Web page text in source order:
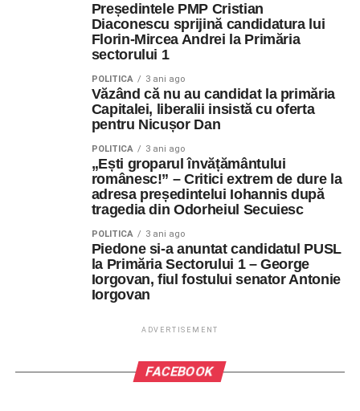
Președintele PMP Cristian
Diaconescu sprijină candidatura lui
Florin-Mircea Andrei la Primăria
sectorului 1
POLITICA 3 ani ago
Văzând că nu au candidat la primăria
Capitalei, liberalii insistă cu oferta
pentru Nicușor Dan
POLITICA 3 ani ago
„Ești groparul învățământului
românesc!” – Critici extrem de dure la
adresa președintelui Iohannis după
tragedia din Odorheiul Secuiesc
POLITICA 3 ani ago
Piedone si-a anuntat candidatul PUSL
la Primăria Sectorului 1 – George
Iorgovan, fiul fostului senator Antonie
Iorgovan
ADVERTISEMENT
FACEBOOK